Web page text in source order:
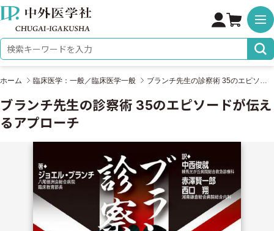
株式会社 中外医学社
検索キーワード
ホーム 臨床医学：一般／臨床医学一般
ブランチ先生の診察術 35のエピソードが伝え
るアプローチ